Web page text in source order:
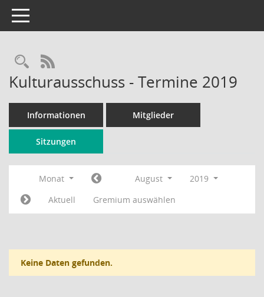
Toggle navigation
Rechercheauswahl
RSS-Feed
Kulturausschuss - Termine 2019
Informationen Mitglieder
Sitzungen
Monat August
2019
Aktuell
Gremium auswählen
Keine Daten gefunden.